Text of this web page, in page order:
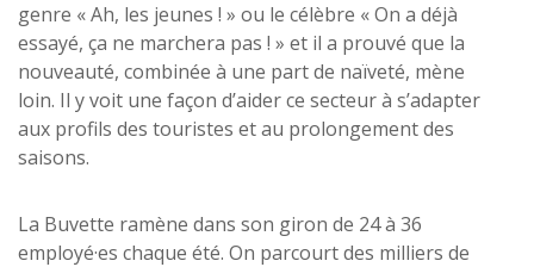
genre « Ah, les jeunes ! » ou le célèbre « On a déjà
essayé, ça ne marchera pas ! » et il a prouvé que la
nouveauté, combinée à une part de naïveté, mène
loin. Il y voit une façon d’aider ce secteur à s’adapter
aux profils des touristes et au prolongement des
saisons.
La Buvette ramène dans son giron de 24 à 36
employé·es chaque été. On parcourt des milliers de